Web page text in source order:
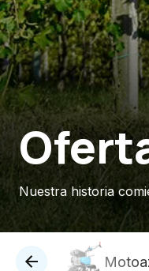
Nuestra historia